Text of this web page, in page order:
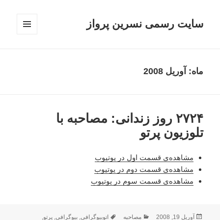
سایت رسمی نسرین پرواز
ماه: آوریل 2008
۲۷۲۴ روز زندانی: مصاحبه با
تلوزیون پرتو
مشاهده‌ی قسمت اول در یوتیوب
مشاهده‌ی قسمت دوم در یوتیوب
مشاهده‌ی قسمت سوم در یوتیوب
ارسال
آوریل 19, 2008 دسته‌ها
مصاحبه برچسب‌ها
اتوبیوگرافی,بیوگرافی,پرتو,